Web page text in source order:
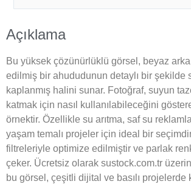
Açıklama
Bu yüksek çözünürlüklü görsel, beyaz
edilmiş bir ahududunun detaylı bir şekilde
kaplanmış halini sunar. Fotoğraf, suyun
katmak için nasıl kullanılabileceğini
örnektir. Özellikle su arıtma, saf su
yaşam temalı projeler için ideal bir
filtreleriyle optimize edilmiştir ve parlak
çeker. Ücretsiz olarak sustock.com.tr
bu görsel, çeşitli dijital ve basılı projelerde